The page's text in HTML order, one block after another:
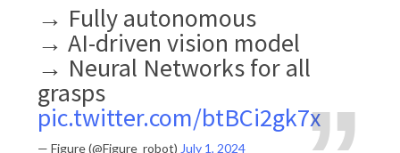
→ Fully autonomous
→ AI-driven vision model
→ Neural Networks for all
grasps
pic.twitter.com/btBCi2gk7x
— Figure (@Figure_robot) July 1, 2024